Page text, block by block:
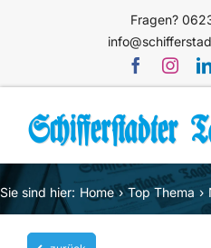
Fragen?
Home
Themen
Sie sind hier: Home Top Thema